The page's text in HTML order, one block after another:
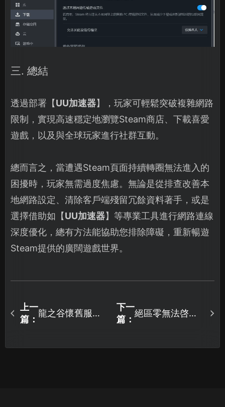
三. 總結
透過部署【UU加速器】，玩家可輕鬆突破複雜網路
限制，實現高速穩定地瀏覽Steam商店、下載喜愛
遊戲，以及與全球玩家進行社群互動。
總而言之，當遭遇Steam頁面持續轉圈無法進入的
困擾時，玩家無需過度焦慮。無論是從排查改善本
地網路設定、清除客戶端殘留冗餘資料著手，或是
選擇借助如【UU加速器】等專業工具進行網路連線
深度優化，總有方法能協助您排除障礙，重新暢遊
Steam提供的廣闊遊戲世界。
上一
篇：
龍之谷懷舊服加
下一
篇：
絕區零無法啓
案！